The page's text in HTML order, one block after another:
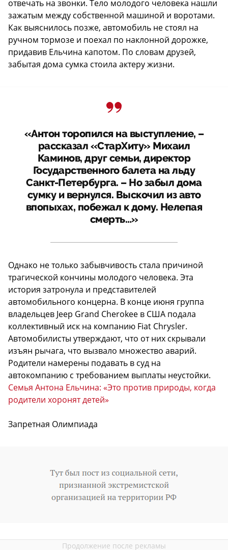
отвечать на звонки. Тело молодого человека нашли
зажатым между собственной машиной и воротами.
Как выяснилось позже, автомобиль не стоял на
ручном тормозе и поехал по наклонной дорожке,
придавив Ельчина капотом. По словам друзей,
забытая дома сумка стоила актеру жизни.
«Антон торопился на выступление, –
рассказал «СтарХиту» Михаил
Каминов, друг семьи, директор
Государственного балета на льду
Санкт-Петербурга. – Но забыл дома
сумку и вернулся. Выскочил из авто
впопыхах, побежал к дому. Нелепая
смерть…»
Однако не только забывчивость стала причиной
трагической кончины молодого человека. Эта
история затронула и представителей
автомобильного концерна. В конце июня группа
владельцев Jeep Grand Cherokee в США подала
коллективный иск на компанию Fiat Chrysler.
Автомобилисты утверждают, что от них скрывали
изъян рычага, что вызвало множество аварий.
Родители намерены подавать в суд на
автокомпанию с требованием выплаты неустойки.
Семья Антона Ельчина: «Это против природы, когда
родители хоронят детей»
Запретная Олимпиада